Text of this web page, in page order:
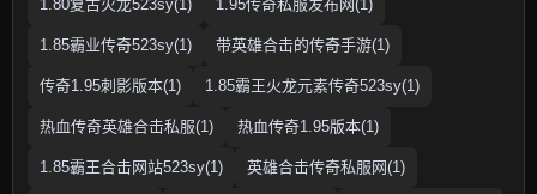
1.80复古火龙523sy(1) 1.95传奇私服发布网(1)
1.85霸业传奇523sy(1) 带英雄合击的传奇手游(1)
传奇1.95刺影版本(1) 1.85霸王火龙元素传奇523sy(1)
热血传奇英雄合击私服(1) 热血传奇1.95版本(1)
1.85霸王合击网站523sy(1) 英雄合击传奇私服网(1)